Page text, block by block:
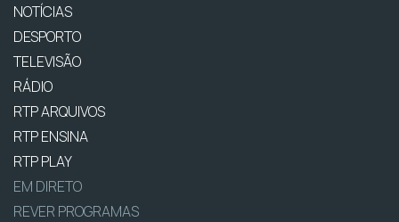
NOTÍCIAS
DESPORTO
TELEVISÃO
RÁDIO
RTP ARQUIVOS
RTP ENSINA
RTP PLAY
EM DIRETO
REVER PROGRAMAS